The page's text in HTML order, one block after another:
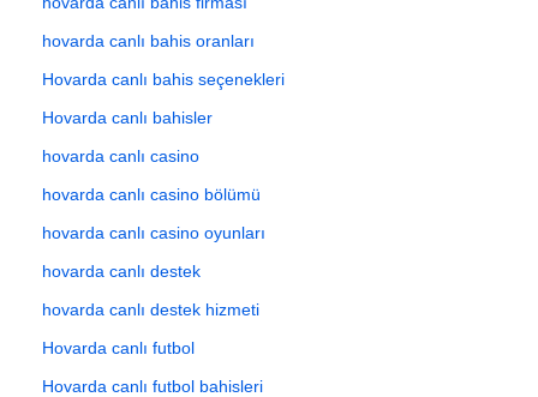
hovarda canlı bahis oranları
Hovarda canlı bahis seçenekleri
Hovarda canlı bahisler
hovarda canlı casino
hovarda canlı casino bölümü
hovarda canlı casino oyunları
hovarda canlı destek
hovarda canlı destek hizmeti
Hovarda canlı futbol
Hovarda canlı futbol bahisleri